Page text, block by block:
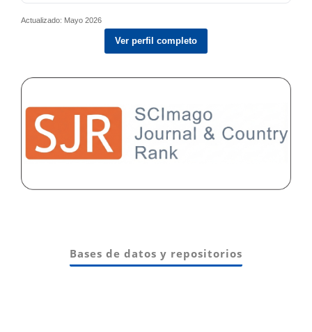
Actualizado: Mayo 2026
Ver perfil completo
Bases de datos y repositorios